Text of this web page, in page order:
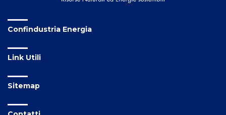
Confindustria Energia
Link Utili
Sitemap